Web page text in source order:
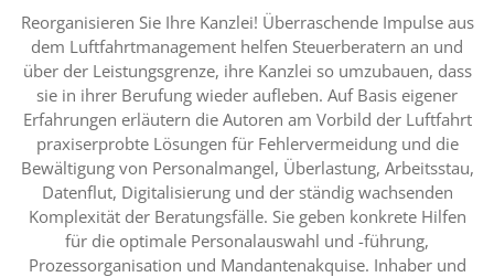
Reorganisieren Sie Ihre Kanzlei! Überraschende Impulse aus
dem Luftfahrtmanagement helfen Steuerberatern an und
über der Leistungsgrenze, ihre Kanzlei so umzubauen, dass
sie in ihrer Berufung wieder aufleben. Auf Basis eigener
Erfahrungen erläutern die Autoren am Vorbild der Luftfahrt
praxiserprobte Lösungen für Fehlervermeidung und die
Bewältigung von Personalmangel, Überlastung, Arbeitsstau,
Datenflut, Digitalisierung und der ständig wachsenden
Komplexität der Beratungsfälle. Sie geben konkrete Hilfen
für die optimale Personalauswahl und -führung,
Prozessorganisation und Mandantenakquise. Inhaber und